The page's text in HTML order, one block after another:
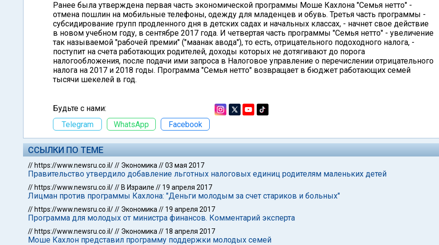
Ранее была утверждена первая часть экономической программы Моше Кахлона "Семья нетто" -
отмена пошлин на мобильные телефоны, одежду для младенцев и обувь. Третья часть программы -
субсидирование групп продленного дня в детских садах и начальных классах, - начнет свое действие
в новом учебном году, в сентябре 2017 года. И четвертая часть программы "Семья нетто" - увеличение
так называемой "рабочей премии" ("маанак авода"), то есть, отрицательного подоходного налога, -
поступит на счета работающих родителей, доходы которых не дотягивают до порога
налогообложения, после подачи ими запроса в Налоговое управление о перечислении отрицательного
налога на 2017 и 2018 годы. Программа "Семья нетто" возвращает в бюджет работающих семей
тысячи шекелей в год.
Будьте с нами:
Telegram
WhatsApp Facebook
ССЫЛКИ ПО ТЕМЕ
// https://www.newsru.co.il/// Экономика //03 мая 2017
Правительство утвердило добавление льготных налоговых единиц родителям маленьких детей
// https://www.newsru.co.il/// В Израиле // 19 апреля 2017
Лицман против программы Кахлона: "Деньги молодым за счет стариков и больных"
// https://www.newsru.co.il/// Экономика // 19 апреля 2017
Программа для молодых от министра финансов. Комментарий эксперта
// https://www.newsru.co.il/// Экономика // 18 апреля 2017
Моше Кахлон представил программу поддержки молодых семей